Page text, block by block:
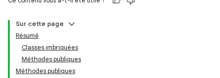
Sur cette page
Résumé
Classes imbriquées
Méthodes publiques
Méthodes publiques